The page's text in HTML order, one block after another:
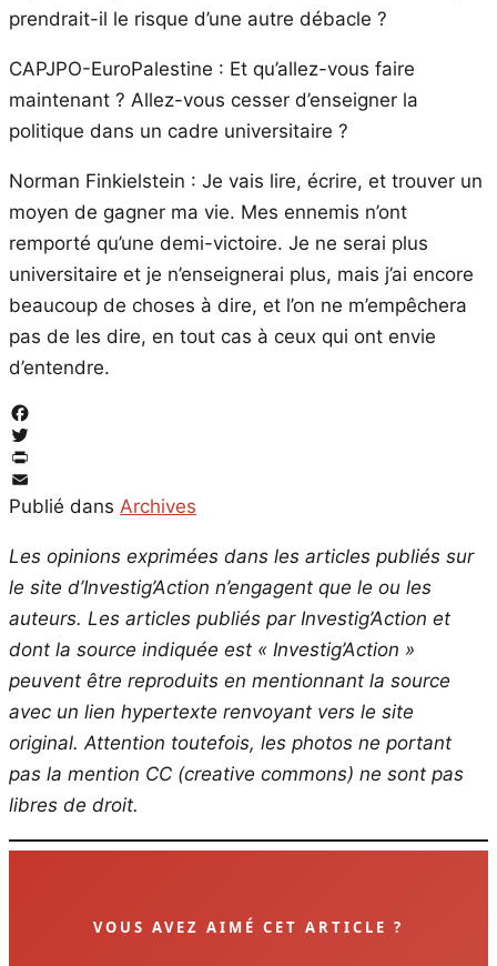
prendrait-il le risque d’une autre débacle ?
CAPJPO-EuroPalestine : Et qu’allez-vous faire
maintenant ? Allez-vous cesser d’enseigner la
politique dans un cadre universitaire ?
Norman Finkielstein : Je vais lire, écrire, et trouver un
moyen de gagner ma vie. Mes ennemis n’ont
remporté qu’une demi-victoire. Je ne serai plus
universitaire et je n’enseignerai plus, mais j’ai encore
beaucoup de choses à dire, et l’on ne m’empêchera
pas de les dire, en tout cas à ceux qui ont envie
d’entendre.
Facebook
Twitter
PrintFriendly
Email
Publié dans Archives
Les opinions exprimées dans les articles publiés sur
le site d’Investig’Action n’engagent que le ou les
auteurs. Les articles publiés par Investig’Action et
dont la source indiquée est « Investig’Action »
peuvent être reproduits en mentionnant la source
avec un lien hypertexte renvoyant vers le site
original. Attention toutefois, les photos ne portant
pas la mention CC (creative commons) ne sont pas
libres de droit.
VOUS AVEZ AIMÉ CET ARTICLE ?